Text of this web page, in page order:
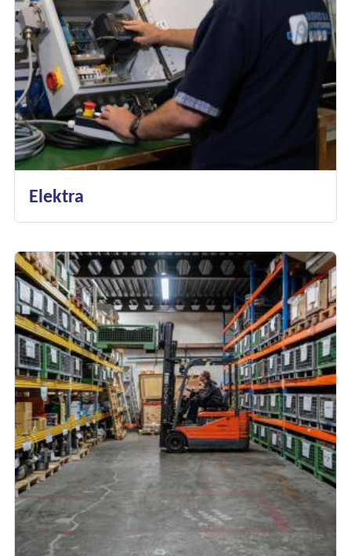
Elektra